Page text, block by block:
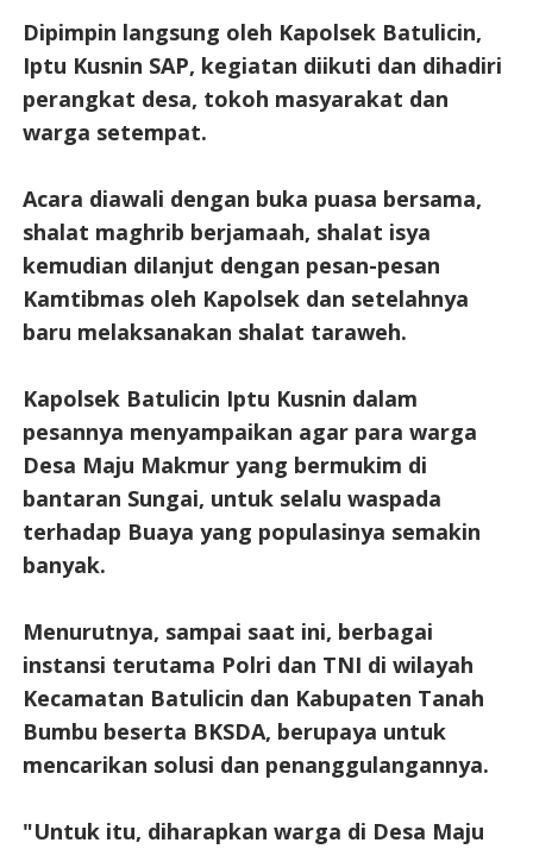
Dipimpin langsung oleh Kapolsek Batulicin,
Iptu Kusnin SAP, kegiatan diikuti dan dihadiri
perangkat desa, tokoh masyarakat dan
warga setempat.
Acara diawali dengan buka puasa bersama,
shalat maghrib berjamaah, shalat isya
kemudian dilanjut dengan pesan-pesan
Kamtibmas oleh Kapolsek dan setelahnya
baru melaksanakan shalat taraweh.
Kapolsek Batulicin Iptu Kusnin dalam
pesannya menyampaikan agar para warga
Desa Maju Makmur yang bermukim di
bantaran Sungai, untuk selalu waspada
terhadap Buaya yang populasinya semakin
banyak.
Menurutnya, sampai saat ini, berbagai
instansi terutama Polri dan TNI di wilayah
Kecamatan Batulicin dan Kabupaten Tanah
Bumbu beserta BKSDA, berupaya untuk
mencarikan solusi dan penanggulangannya.
"Untuk itu, diharapkan warga di Desa Maju